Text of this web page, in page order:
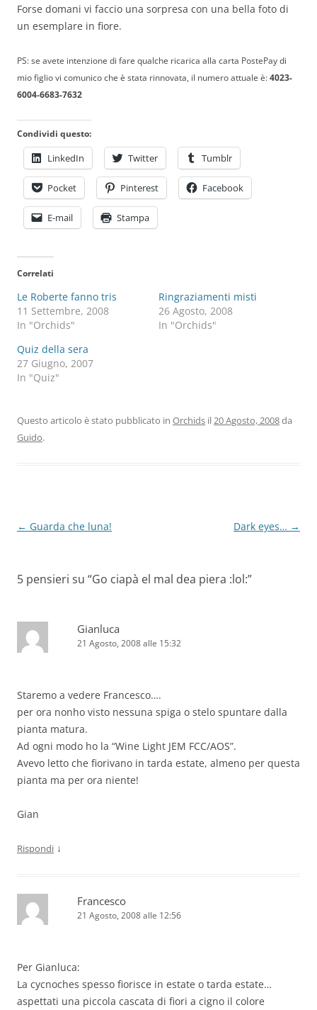
Forse domani vi faccio una sorpresa con una bella foto di
un esemplare in fiore.
PS: se avete intenzione di fare qualche ricarica alla carta PostePay di
mio figlio vi comunico che è stata rinnovata, il numero attuale è: 4023-
6004-6683-7632
Condividi questo:
LinkedIn Twitter Tumblr
Pocket Pinterest Facebook
E-mail Stampa
Correlati
Le Roberte fanno tris
11 Settembre, 2008
In "Orchids"
Ringraziamenti misti
26 Agosto, 2008
In "Orchids"
Quiz della sera
27 Giugno, 2007
In "Quiz"
Questo articolo è stato pubblicato in Orchids il 20 Agosto, 2008da
Guido.
Navigazione
← Guarda che luna! Dark eyes… →
5 pensieri su “Go ciapà el mal dea piera :lol:”
Gianluca
21 Agosto, 2008 alle 15:32
Staremo a vedere Francesco….
per ora nonho visto nessuna spiga o stelo spuntare dalla
pianta matura.
Ad ogni modo ho la “Wine Light JEM FCC/AOS”.
Avevo letto che fiorivano in tarda estate, almeno per questa
pianta ma per ora niente!
Gian
Rispondi ↓
Francesco
21 Agosto, 2008 alle 12:56
Per Gianluca:
La cycnoches spesso fiorisce in estate o tarda estate…
aspettati una piccola cascata di fiori a cigno il colore